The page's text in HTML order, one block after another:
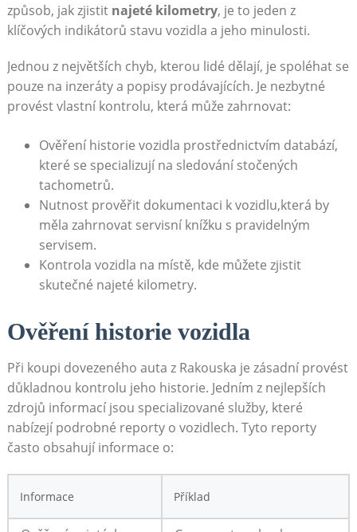
způsob, jak zjistit najeté kilometry, je to jeden z
klíčových indikátorů stavu vozidla a jeho minulosti.
Jednou z největších chyb, kterou lidé dělají, je spoléhat se
pouze na inzeráty a popisy prodávajících. Je nezbytné
provést vlastní kontrolu, která může zahrnovat:
Ověření historie vozidla prostřednictvím databází,
které se specializují na sledování stočených
tachometrů.
Nutnost prověřit dokumentaci k vozidlu,která by
měla zahrnovat servisní knížku s pravidelným
servisem.
Kontrola vozidla na místě, kde můžete zjistit
skutečné najeté kilometry.
Ověření historie vozidla
Při koupi dovezeného auta z Rakouska je zásadní provést
důkladnou kontrolu jeho historie. Jedním z nejlepších
zdrojů informací jsou specializované služby, které
nabízejí podrobné reporty o vozidlech. Tyto reporty
často obsahují informace o:
Informace Příklad